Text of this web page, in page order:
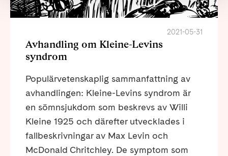
2021-05-31
Avhandling om Kleine-Levins
syndrom
Populärvetenskaplig sammanfattning av
avhandlingen: Kleine-Levins syndrom är
en sömnsjukdom som beskrevs av Willi
Kleine 1925 och därefter utvecklades i
fallbeskrivningar av Max Levin och
McDonald Chritchley. De symptom som